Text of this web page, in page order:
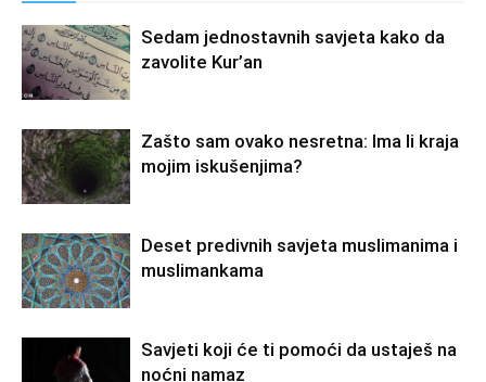
Sedam jednostavnih savjeta kako da
zavolite Kur’an
Zašto sam ovako nesretna: Ima li kraja
mojim iskušenjima?
Deset predivnih savjeta muslimanima i
muslimankama
Savjeti koji će ti pomoći da ustaješ na
noćni namaz